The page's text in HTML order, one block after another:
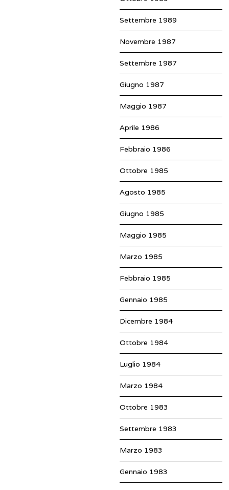
Settembre 1989
Novembre 1987
Settembre 1987
Giugno 1987
Maggio 1987
Aprile 1986
Febbraio 1986
Ottobre 1985
Agosto 1985
Giugno 1985
Maggio 1985
Marzo 1985
Febbraio 1985
Gennaio 1985
Dicembre 1984
Ottobre 1984
Luglio 1984
Marzo 1984
Ottobre 1983
Settembre 1983
Marzo 1983
Gennaio 1983